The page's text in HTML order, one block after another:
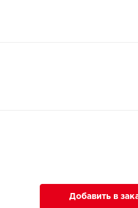
Добавить в